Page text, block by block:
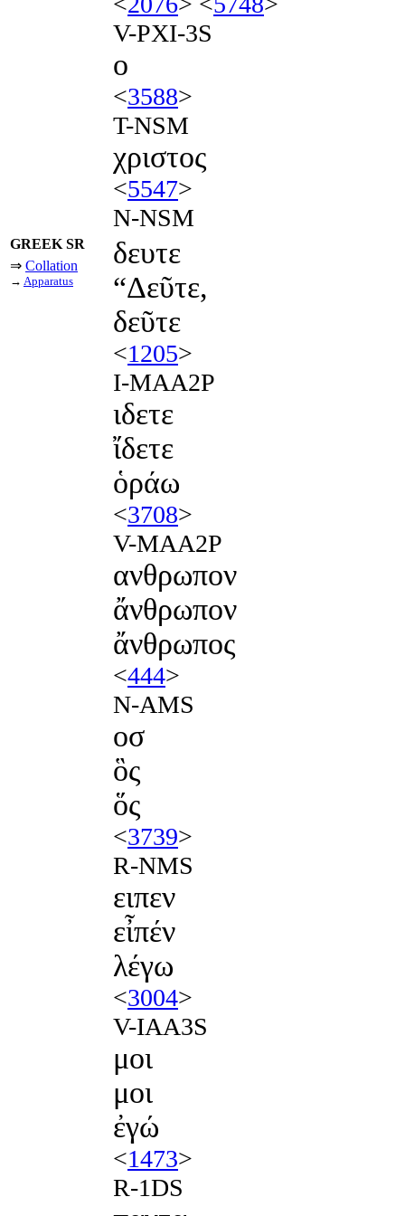
V-PXI-3S
ο
<3588>
T-NSM
χριστος
<5547>
N-NSM
GREEK SR
⇒ Collation
→ Apparatus
δευτε
“Δεῦτε,
δεῦτε
<1205>
I-MAA2P
ιδετε
ἴδετε
ὁράω
<3708>
V-MAA2P
ανθρωπον
ἄνθρωπον
ἄνθρωπος
<444>
N-AMS
οσ
ὃς
ὅς
<3739>
R-NMS
ειπεν
εἶπέν
λέγω
<3004>
V-IAA3S
μοι
μοι
ἐγώ
<1473>
R-1DS